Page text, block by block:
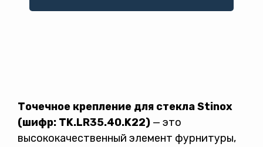
Точечное крепление для стекла Stinox
(шифр: TK.LR35.40.K22) — это
высококачественный элемент фурнитуры,